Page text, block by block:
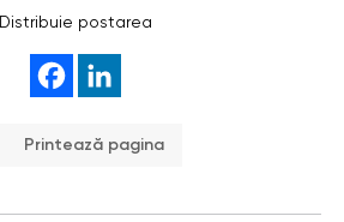
Distribuie postarea
Printează pagina